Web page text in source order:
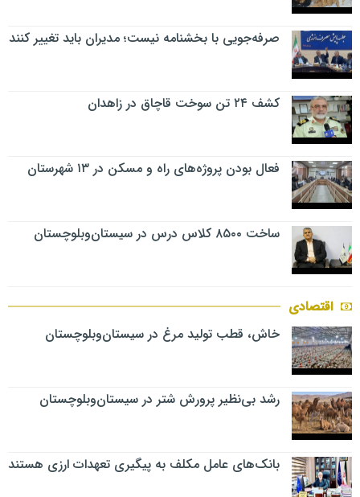
صرفه‌جویی با بخشنامه نیست؛ مدیران باید تغییر کنند
کشف ۲۴ تن سوخت قاچاق در زاهدان
فعال بودن پروژه‌های راه و مسکن در ۱۳ شهرستان
ساخت ۸۵۰۰ کلاس درس در سیستان‌وبلوچستان
اقتصادی
خاش، قطب تولید مرغ در سیستان‌وبلوچستان
رشد بی‌نظیر پرورش شتر در سیستان‌وبلوچستان
بانک‌های عامل مکلف به پیگیری تعهدات ارزی هستند